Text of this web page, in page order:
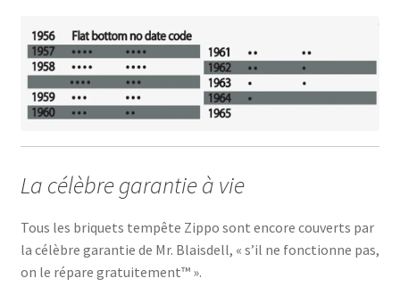
La célèbre garantie à vie
Tous les briquets tempête Zippo sont encore couverts par
la célèbre garantie de Mr. Blaisdell, « s’il ne fonctionne pas,
on le répare gratuitement™ ».